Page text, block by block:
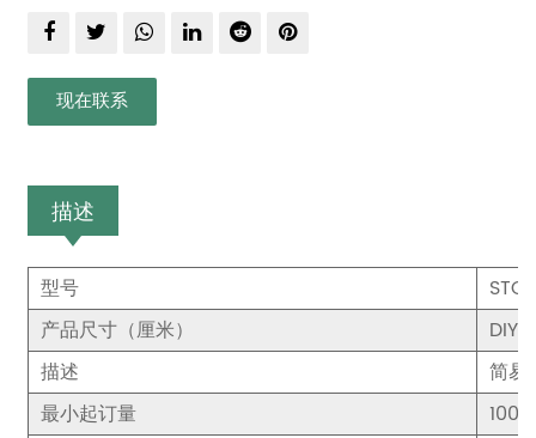
现在联系
描述
型号
产品尺寸（厘米）
DIY
描述
简易
最小起订量
100